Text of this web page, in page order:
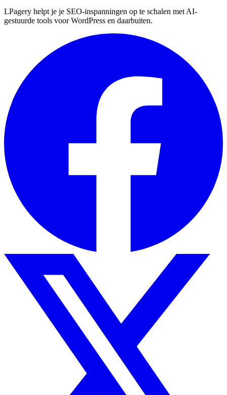
LPagery helpt je je SEO-inspanningen op te schalen met AI-
gestuurde tools voor WordPress en daarbuiten.